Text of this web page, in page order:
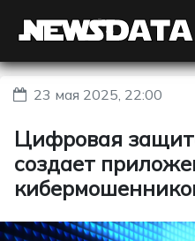
23 мая 2025, 22:00
Цифровая
создает